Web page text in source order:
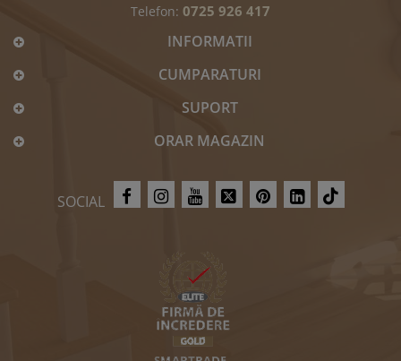
Telefon: 0725 926 417
INFORMATII
CUMPARATURI
SUPORT
ORAR MAGAZIN
SOCIAL